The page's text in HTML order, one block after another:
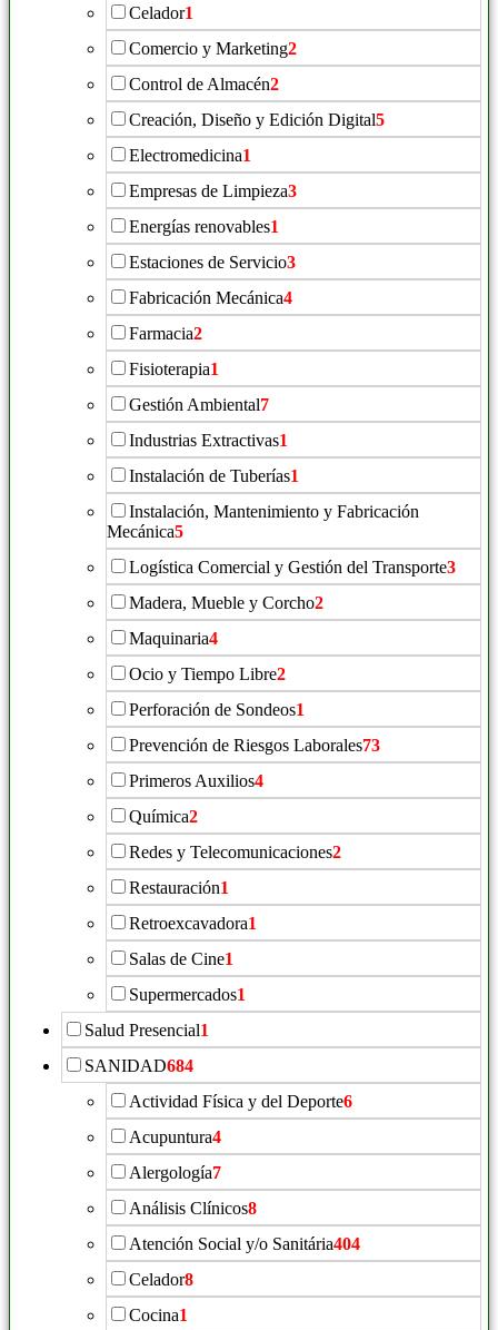
Celador1
Comercio y Marketing2
Control de Almacén2
Creación, Diseño y Edición Digital5
Electromedicina1
Empresas de Limpieza3
Energías renovables1
Estaciones de Servicio3
Fabricación Mecánica4
Farmacia2
Fisioterapia1
Gestión Ambiental7
Industrias Extractivas1
Instalación de Tuberías1
Instalación, Mantenimiento y Fabricación
Mecánica5
Logística Comercial y Gestión del Transporte3
Madera, Mueble y Corcho2
Maquinaria4
Ocio y Tiempo Libre2
Perforación de Sondeos1
Prevención de Riesgos Laborales73
Primeros Auxilios4
Química2
Redes y Telecomunicaciones2
Restauración1
Retroexcavadora1
Salas de Cine1
Supermercados1
Salud Presencial1
SANIDAD684
Actividad Física y del Deporte6
Acupuntura4
Alergología7
Análisis Clínicos8
Atención Social y/o Sanitária404
Celador8
Cocina1